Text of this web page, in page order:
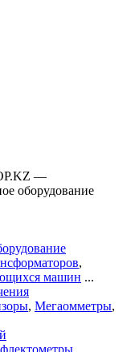
—
оборудование
,
машин ...
, Мегаомметры,